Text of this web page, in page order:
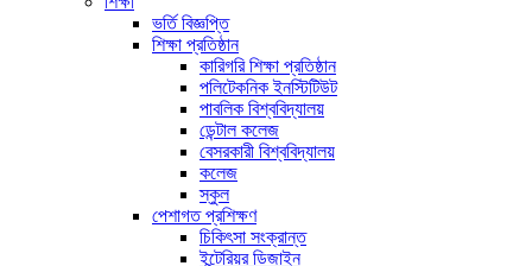
ভর্তি বিজ্ঞপ্তি
শিক্ষা প্রতিষ্ঠান
কারিগরি শিক্ষা প্রতিষ্ঠান
পলিটেকনিক ইনস্টিটিউট
পাবলিক বিশ্ববিদ্যালয়
ডেন্টাল কলেজ
বেসরকারী বিশ্ববিদ্যালয়
কলেজ
স্কুল
পেশাগত প্রশিক্ষণ
চিকিৎসা সংক্রান্ত
ইন্টেরিয়র ডিজাইন